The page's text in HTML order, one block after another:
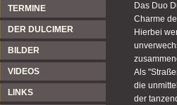
TERMINE
DER DULCIMER
BILDER
VIDEOS
LINKS
Das Duo
Charme
Hierbei
Als
die
der